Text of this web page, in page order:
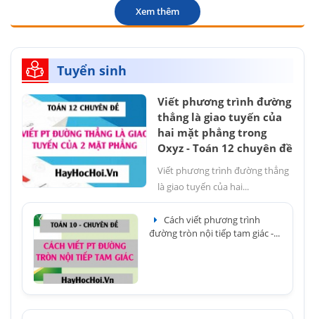
Xem thêm
Tuyển sinh
Viết phương trình đường
thẳng là giao tuyến của
hai mặt phẳng trong
Oxyz - Toán 12 chuyên đề
Viết phương trình đường thẳng
là giao tuyến của hai...
Cách viết phương trình
đường tròn nội tiếp tam giác -...